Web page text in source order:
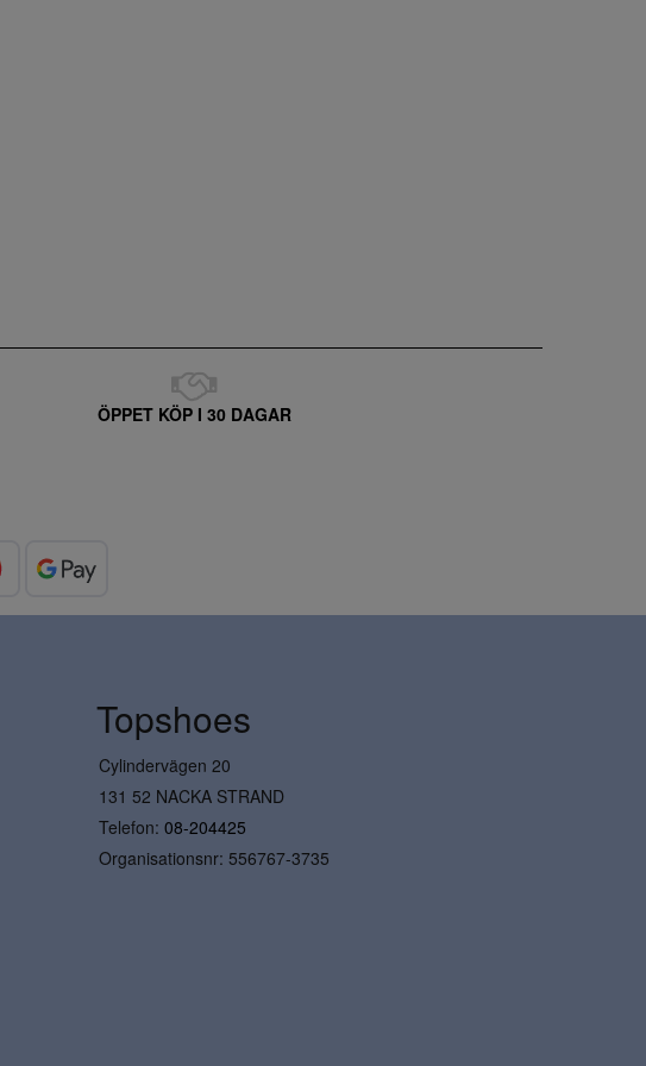
ÖPPET KÖP I 30 DAGAR
Topshoes
Cylindervägen 20
131 52 NACKA STRAND
Telefon: 08-204425
Organisationsnr: 556767-3735